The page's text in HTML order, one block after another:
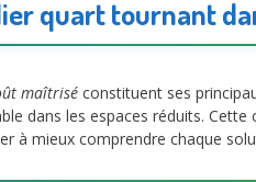
quart tournant
maîtriséconstituent ses
dans les espaces réduits.
à mieux comprendre chaque